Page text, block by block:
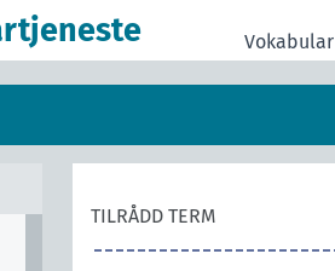
Vokabular
TILRÅDD TERM